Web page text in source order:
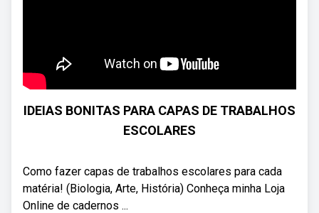
IDEIAS BONITAS PARA CAPAS DE TRABALHOS
ESCOLARES
Como fazer capas de trabalhos escolares para cada
matéria! (Biologia, Arte, História) Conheça minha Loja
Online de cadernos ...